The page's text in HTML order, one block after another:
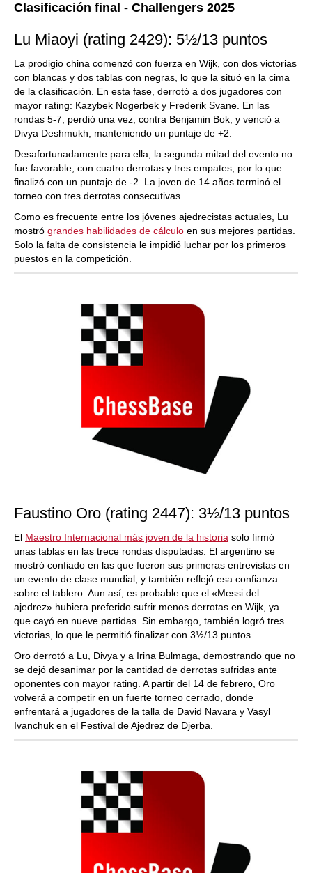
Clasificación final - Challengers 2025
Lu Miaoyi (rating 2429): 5½/13 puntos
La prodigio china comenzó con fuerza en Wijk, con dos victorias
con blancas y dos tablas con negras, lo que la situó en la cima
de la clasificación. En esta fase, derrotó a dos jugadores con
mayor rating: Kazybek Nogerbek y Frederik Svane. En las
rondas 5-7, perdió una vez, contra Benjamin Bok, y venció a
Divya Deshmukh, manteniendo un puntaje de +2.
Desafortunadamente para ella, la segunda mitad del evento no
fue favorable, con cuatro derrotas y tres empates, por lo que
finalizó con un puntaje de -2. La joven de 14 años terminó el
torneo con tres derrotas consecutivas.
Como es frecuente entre los jóvenes ajedrecistas actuales, Lu
mostró grandes habilidades de cálculo en sus mejores partidas.
Solo la falta de consistencia le impidió luchar por los primeros
puestos en la competición.
Faustino Oro (rating 2447): 3½/13 puntos
El Maestro Internacional más joven de la historia solo firmó
unas tablas en las trece rondas disputadas. El argentino se
mostró confiado en las que fueron sus primeras entrevistas en
un evento de clase mundial, y también reflejó esa confianza
sobre el tablero. Aun así, es probable que el «Messi del
ajedrez» hubiera preferido sufrir menos derrotas en Wijk, ya
que cayó en nueve partidas. Sin embargo, también logró tres
victorias, lo que le permitió finalizar con 3½/13 puntos.
Oro derrotó a Lu, Divya y a Irina Bulmaga, demostrando que no
se dejó desanimar por la cantidad de derrotas sufridas ante
oponentes con mayor rating. A partir del 14 de febrero, Oro
volverá a competir en un fuerte torneo cerrado, donde
enfrentará a jugadores de la talla de David Navara y Vasyl
Ivanchuk en el Festival de Ajedrez de Djerba.